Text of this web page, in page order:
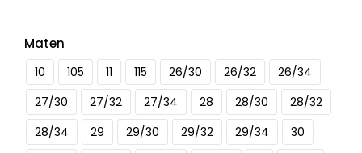
Maten
10 105 11 115 26/30 26/32
26/34
27/30
27/32 27/34 28 28/30
28/32
28/34
29 29/30 29/32 29/34
30